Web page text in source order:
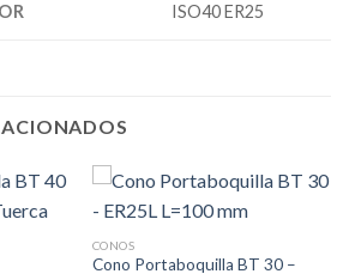
ISO40 ER25
CONOS
Cono Portaboquilla BT 30 –